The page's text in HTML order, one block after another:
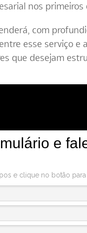
nos primeiros
com
esse serviço
que desejam
e
e clique no botão